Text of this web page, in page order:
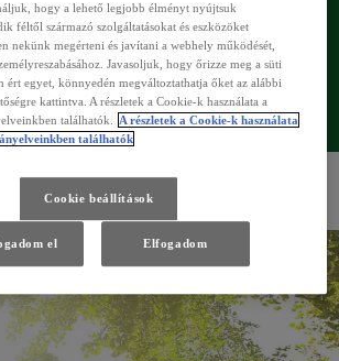
politika és fenntartható fejlődés. Tudjon meg többet a letölthető
hogy a lehető legjobb élményt nyújtsuk
féltől származó szolgáltatásokat és eszközöket
nekünk megérteni és javítani a webhely működését,
Javasoljuk, hogy őrizze meg a süti
ért egyet, könnyedén megváltoztathatja őket az alábbi
kattintva. A részletek a Cookie-k használata a
találhatók. A részletek a Cookie-k használata
találhatók
Cookie beállítások
el Elfogadom